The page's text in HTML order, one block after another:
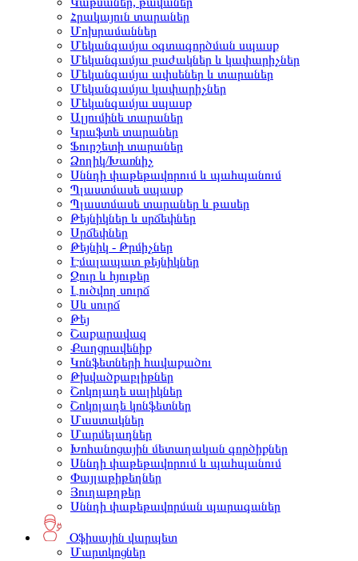
Հրակայուն տարաներ
Մոխրամաններ
Մեկանգամյա օգտագործման սպասք
Մեկանգամյա բաժակներ և կափարիչներ
Մեկանգամյա ափսեներ և տարաներ
Մեկանգամյա կափարիչներ
Մեկանգամյա սպասք
Ալյումինե տարաներ
Կրաֆտե տարաներ
Ֆուրշետի տարաներ
Ձողիկ/Խառնիչ
Սննդի փաթեթավորում և պահպանում
Պլաստմասե սպասք
Պլաստմասե տարաներ և թասեր
Թեյնիկներ և սրճեփներ
Սրճեփներ
Թեյնիկ - Թրմիչներ
Էմալապատ թեյնիկներ
Ջուր և հյութեր
Լուծվող սուրճ
Սև սուրճ
Թեյ
Շաքարավազ
Քաղցրավենիք
Կոնֆետների հավաքածու
Թխվածքաբլիթներ
Շոկոլադե սալիկներ
Շոկոլադե կոնֆետներ
Մաստակներ
Մարմելադներ
Խոհանոցային մետաղական գործիքներ
Սննդի փաթեթավորում և պահպանում
Փայլաթիթեղներ
Յուղաթղթեր
Սննդի փաթեթավորման պարագաներ
Օֆիսային վարպետ
Մարտկոցներ